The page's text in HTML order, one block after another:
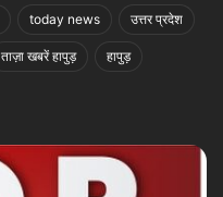
today news उत्तर प्रदेश
ताज़ा खबरें हापुड़ हापुड़